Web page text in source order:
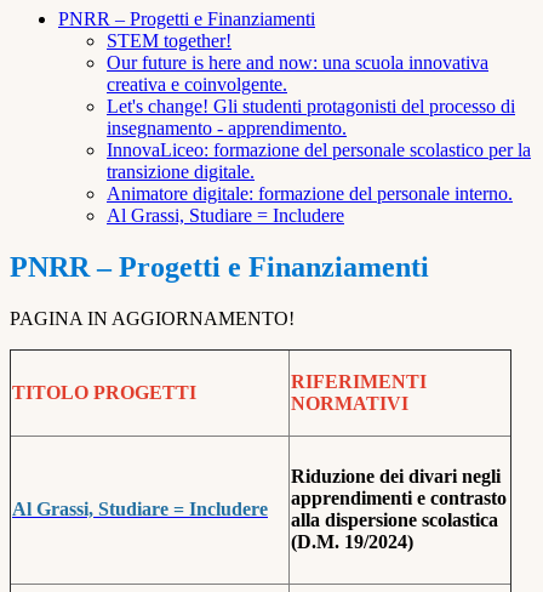
PNRR – Progetti e Finanziamenti
STEM together!
Our future is here and now: una scuola innovativa
creativa e coinvolgente.
Let's change! Gli studenti protagonisti del processo di
insegnamento - apprendimento.
InnovaLiceo: formazione del personale scolastico per la
transizione digitale.
Animatore digitale: formazione del personale interno.
Al Grassi, Studiare = Includere
PNRR – Progetti e Finanziamenti
PAGINA IN AGGIORNAMENTO!
TITOLO PROGETTI
RIFERIMENTI
NORMATIVI
Al Grassi, Studiare = Includere
Riduzione dei divari negli
apprendimenti e contrasto
alla dispersione scolastica
(D.M. 19/2024)